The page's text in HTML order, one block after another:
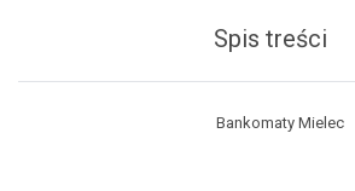
Spis treści
Bankomaty Mielec